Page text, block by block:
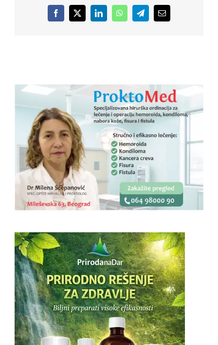
Facebook
X LinkedInWhatsAppTelegramEmail